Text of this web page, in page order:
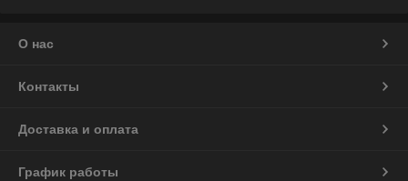
О нас
Контакты
Доставка и оплата
График работы